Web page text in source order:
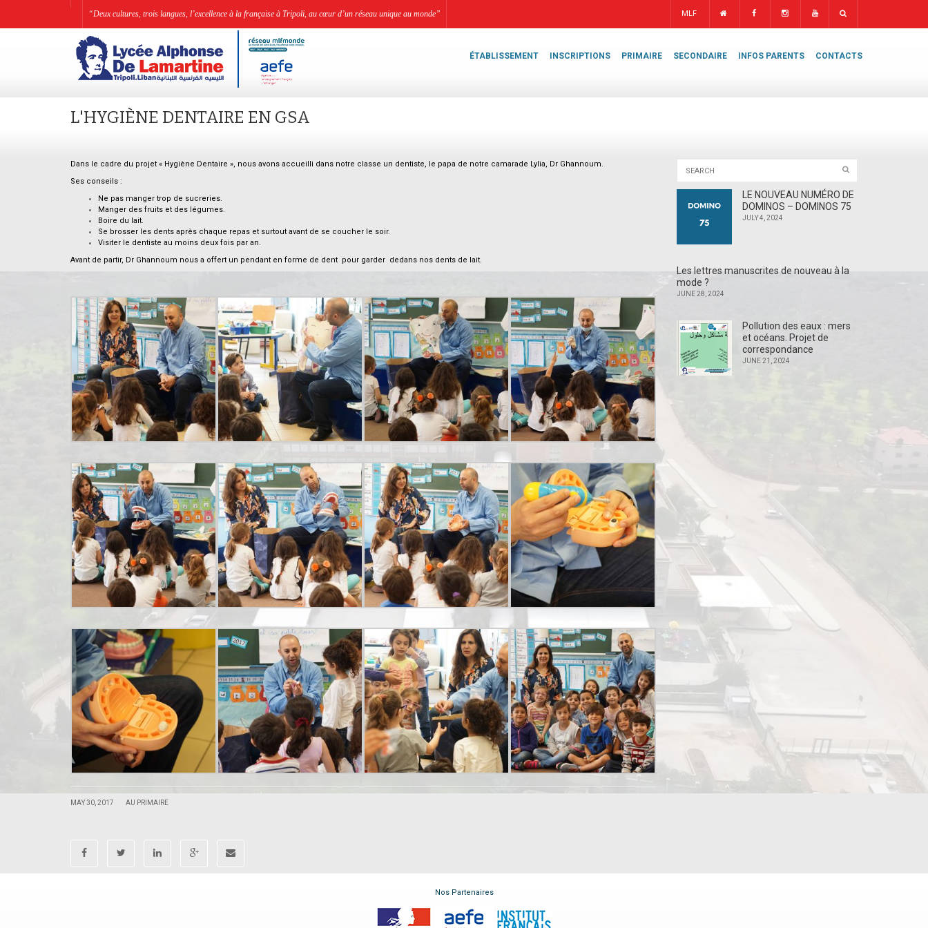
“Deux cultures, trois langues, l’excellence à la française à Tripoli, au cœur d’un réseau unique au monde” MLF
ÉTABLISSEMENT INSCRIPTIONS PRIMAIRE SECONDAIRE INFOS PARENTS CONTACTS
L'HYGIÈNE DENTAIRE EN GSA
Dans le cadre du projet « Hygiène Dentaire », nous avons accueilli dans notre classe un dentiste, le papa de notre camarade Lylia, Dr Ghannoum.
Ses conseils :
Ne pas manger trop de sucreries.
Manger des fruits et des légumes.
Boire du lait.
Se brosser les dents après chaque repas et surtout avant de se coucher le soir.
Visiter le dentiste au moins deux fois par an.
Avant de partir, Dr Ghannoum nous a offert un pendant en forme de dent pour garder dedans nos dents de lait.
MAY 30, 2017 AU PRIMAIRE
LE NOUVEAU NUMÉRO DE
DOMINOS – DOMINOS 75
JULY 4, 2024
Les lettres manuscrites de nouveau à la
mode ?
JUNE 28, 2024
Pollution des eaux : mers
et océans. Projet de
correspondance
JUNE 21, 2024
Nos Partenaires